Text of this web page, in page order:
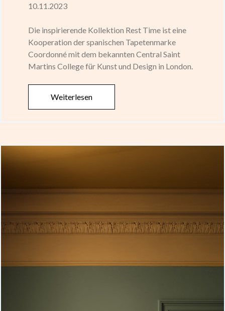
10.11.2023
Die inspirierende Kollektion Rest Time ist eine
Kooperation der spanischen Tapetenmarke
Coordonné mit dem bekannten Central Saint
Martins College für Kunst und Design in London.
Weiterlesen